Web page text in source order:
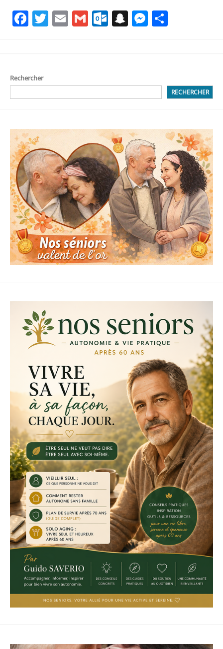
Facebook
Twitter
EmailGmailOutlook.com
Snapchat
Rechercher
RECHERCHER